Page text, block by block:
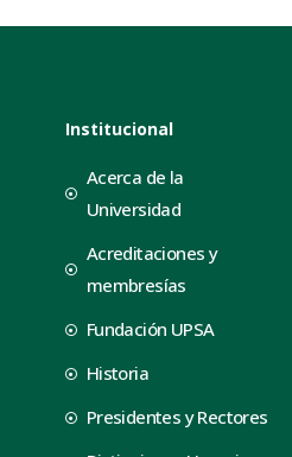
Institucional
Acerca de la
Universidad
Acreditaciones y
membresías
Fundación UPSA
Historia
Presidentes y Rectores